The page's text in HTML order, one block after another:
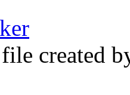
created